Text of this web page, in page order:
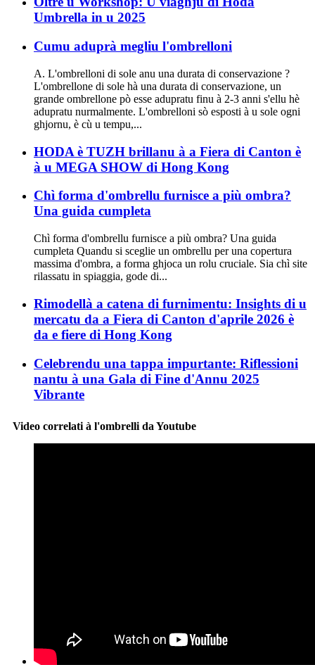
Umbrella in u 2025
Cumu aduprà megliu l'ombrelloni
A. L'ombrelloni di sole anu una durata di conservazione ?
L'ombrellone di sole hà una durata di conservazione, un
grande ombrellone pò esse adupratu finu à 2-3 anni s'ellu hè
adupratu nurmalmente. L'ombrelloni sò esposti à u sole ogni
ghjornu, è cù u tempu,...
HODA è TUZH brillanu à a Fiera di Canton è
à u MEGA SHOW di Hong Kong
Chì forma d'ombrellu furnisce a più ombra?
Una guida cumpleta
Chì forma d'ombrellu furnisce a più ombra? Una guida
cumpleta Quandu si sceglie un ombrellu per una copertura
massima d'ombra, a forma ghjoca un rolu cruciale. Sia chì site
rilassatu in spiaggia, gode di...
Rimodellà a catena di furnimentu: Insights di u
mercatu da a Fiera di Canton d'aprile 2026 è
da e fiere di Hong Kong
Celebrendu una tappa impurtante: Riflessioni
nantu à una Gala di Fine d'Annu 2025
Vibrante
Video correlati à l'ombrelli da Youtube